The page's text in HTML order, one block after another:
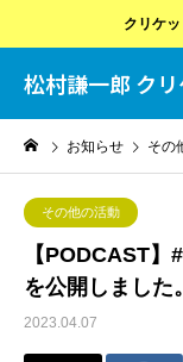
クリケ
松村謙一郎 ク
お知らせ その
その他の活動
【PODCAST
を公開しました。
2023.04.07